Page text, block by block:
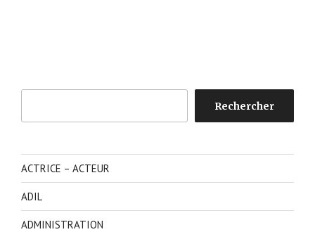
Rechercher
ACTRICE – ACTEUR
ADIL
ADMINISTRATION